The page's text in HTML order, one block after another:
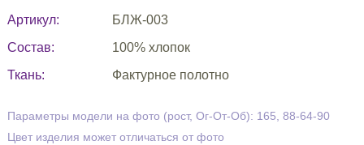
Артикул:
БЛЖ-003
Состав:
100% хлопок
Ткань:
Фактурное полотно
Параметры модели на фото (рост, Ог-От-Об): 165, 88-64-90
Цвет изделия может отличаться от фото